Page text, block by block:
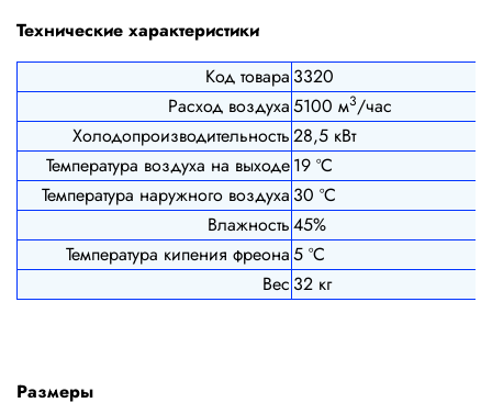
Технические характеристики
Код товара 3320
Расход воздуха5100 м3/час
Холодопроизводительность28,5 кВт
Температура воздуха на выходе19 ºС
Температура наружного воздуха 30 ºС
Влажность45%
Температура кипения фреона5 ºС
Вес 32 кг
Размеры